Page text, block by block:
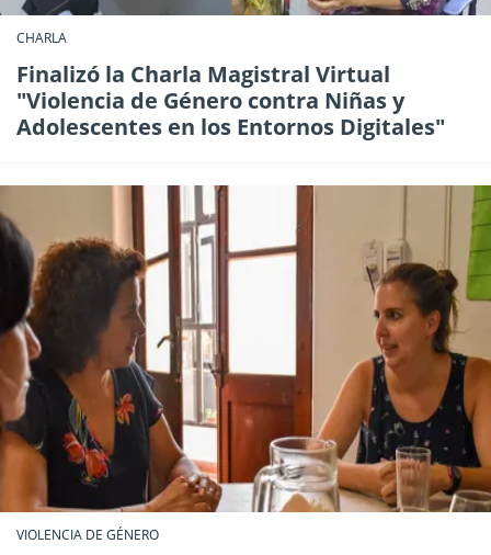
CHARLA
Finalizó la Charla Magistral Virtual
"Violencia de Género contra Niñas y
Adolescentes en los Entornos Digitales"
VIOLENCIA DE GÉNERO